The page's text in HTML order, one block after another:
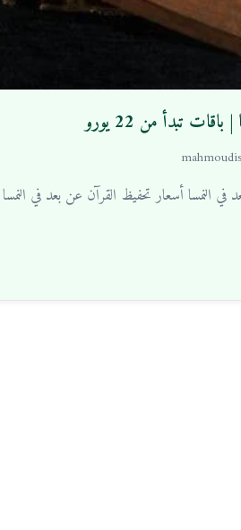
تبدأ من 22 يورو
في النمسا أسعار تحفيظ القرآن عن بعد في